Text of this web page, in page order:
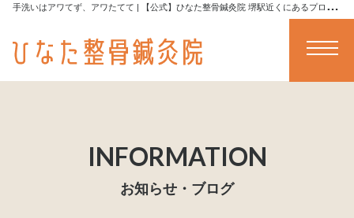
手
洗いはアワてず、アワたてて | 【公式】ひなた整骨鍼灸院 堺駅近くにあるプロトレーナーによる全身ストレッチや施術が受けられる堺の整骨院です
メニュー
お知らせ・ブログ